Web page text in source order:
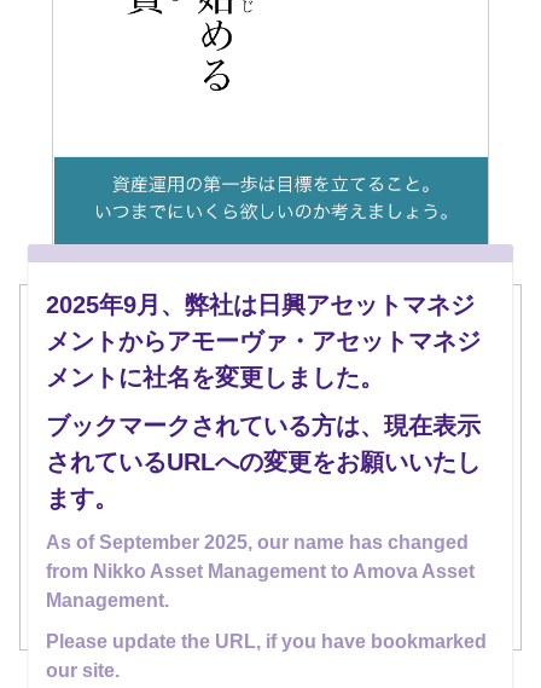
「他の人がやっているから」とか、「とにかくお金
を増やしたいから」とか、ボヤっとした理由で資産
運用を始めるのはちょっとお勧めできません。
「いつまでにいくら欲しいのか」しっかり目標を立
てることが第一歩。
自分に適した商品に出会うために必要なステップで
す。
今回の資産運用川柳かるたは、「大きな目標、どう
2025年9月、弊社は日興アセットマネジ
メントからアモーヴァ・アセットマネジ
メントに社名を変更しました。
ブックマークされている方は、現在表示
されているURLへの変更をお願いいたし
ます。
As of September 2025, our name has changed
from Nikko Asset Management to Amova Asset
Management.
Please update the URL, if you have bookmarked
our site.